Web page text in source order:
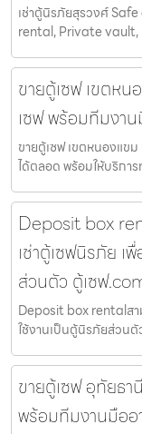
เช่าตู้นิรภัยสุรวงศ์
rental, Private vault,
ขายตู้เซฟ เขตห
เซฟ พร้อมทีมงา
ขายตู้เซฟ เขตหนองแข
ได้ตลอด พร้อมให้บริกา
Deposit box
เช่าตู้เซฟนิรภัย เ
ส่วนตัว ตู้เซฟ
Deposit box rentalสา
ใช้งานเป็นตู้นิรภัยส่วน
ขายตู้เซฟ อุทัยธ
พร้อมทีมงานมืออ